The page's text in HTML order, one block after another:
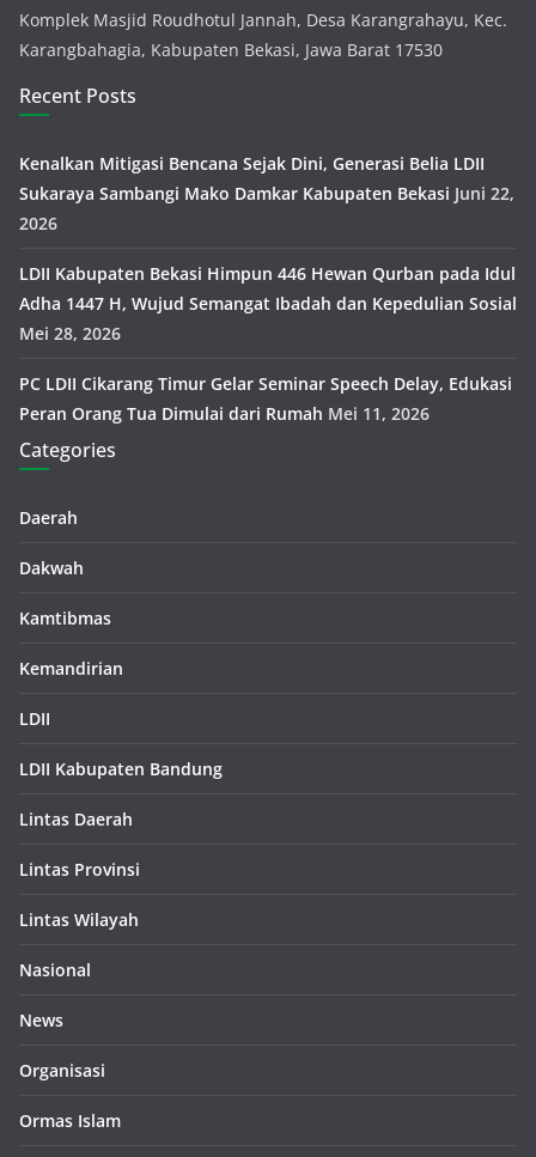
Komplek Masjid Roudhotul Jannah, Desa Karangrahayu, Kec.
Karangbahagia, Kabupaten Bekasi, Jawa Barat 17530
Recent Posts
Kenalkan Mitigasi Bencana Sejak Dini, Generasi Belia LDII
Sukaraya Sambangi Mako Damkar Kabupaten Bekasi Juni 22,
2026
LDII Kabupaten Bekasi Himpun 446 Hewan Qurban pada Idul
Adha 1447 H, Wujud Semangat Ibadah dan Kepedulian Sosial
Mei 28, 2026
PC LDII Cikarang Timur Gelar Seminar Speech Delay, Edukasi
Peran Orang Tua Dimulai dari Rumah Mei 11, 2026
Categories
Daerah
Dakwah
Kamtibmas
Kemandirian
LDII
LDII Kabupaten Bandung
Lintas Daerah
Lintas Provinsi
Lintas Wilayah
Nasional
News
Organisasi
Ormas Islam